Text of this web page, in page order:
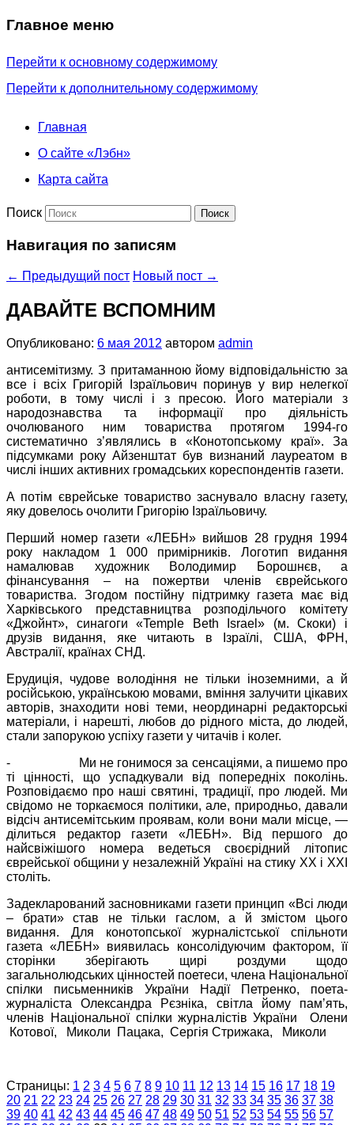
Главное меню
Перейти к основному содержимому
Перейти к дополнительному содержимому
Главная
О сайте «Лэбн»
Карта сайта
Поиск
Навигация по записям
← Предыдущий пост Новый пост →
ДАВАЙТЕ ВСПОМНИМ
Опубликовано: 6 мая 2012 автором admin
антисемітизму. З притаманною йому відповідальністю за
все і всіх Григорій Ізраїльович поринув у вир нелегкої
роботи, в тому числі і з пресою. Його матеріали з
народознавства та інформації про діяльність
очолюваного ним товариства протягом 1994-го
систематично з’являлись в «Конотопському краї». За
підсумками року Айзенштат був визнаний лауреатом в
числі інших активних громадських кореспондентів газети.
А потім єврейське товариство заснувало власну газету,
яку довелось очолити Григорію Ізраїльовичу.
Перший номер газети «ЛЕБН» вийшов 28 грудня 1994
року накладом 1 000 примірників. Логотип видання
намалював художник Володимир Борошнєв, а
фінансування – на пожертви членів єврейського
товариства. Згодом постійну підтримку газета має від
Харківського представництва розподільчого комітету
«Джойнт», синагоги «Temple Beth Israel» (м. Скоки) і
друзів видання, яке читають в Ізраїлі, США, ФРН,
Австралії, країнах СНД.
Ерудиція, чудове володіння не тільки іноземними, а й
російською, українською мовами, вміння залучити цікавих
авторів, знаходити нові теми, неординарні редакторські
матеріали, і нарешті, любов до рідного міста, до людей,
стали запорукою успіху газети у читачів і колег.
- Ми не гонимося за сенсаціями, а пишемо про
ті цінності, що успадкували від попередніх поколінь.
Розповідаємо про наші святині, традиції, про людей. Ми
свідомо не торкаємося політики, але, природньо, давали
відсіч антисемітським проявам, коли вони мали місце, —
ділиться редактор газети «ЛЕБН». Від першого до
найсвіжішого номера ведеться своєрідний літопис
єврейської общини у незалежній Україні на стику ХХ і ХХI
століть.
Задекларований засновниками газети принцип «Всі люди
– брати» став не тільки гаслом, а й змістом цього
видання. Для конотопської журналістської спільноти
газета «ЛЕБН» виявилась консолідуючим фактором, її
сторінки зберігають щирі роздуми щодо
загальнолюдських цінностей поетеси, члена Національної
спілки письменників України Надії Петренко, поета-
журналіста Олександра Рєзніка, світла йому пам’ять,
членів Національної спілки журналістів України Олени
Котової, Миколи Пацака, Сергія Стрижака, Миколи
Страницы: 1 2 3 4 5 6 7 8 9 10 11 12 13 14 15 16 17 18 19
20 21 22 23 24 25 26 27 28 29 30 31 32 33 34 35 36 37 38
39 40 41 42 43 44 45 46 47 48 49 50 51 52 53 54 55 56 57